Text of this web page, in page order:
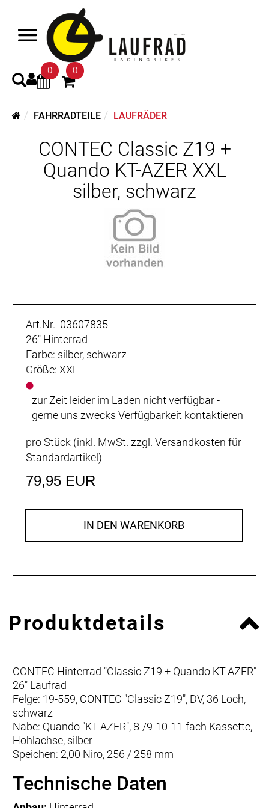
0 0
FAHRRADTEILE LAUFRÄDER
CONTEC Classic Z19 +
Quando KT-AZER XXL
silber, schwarz
Art.Nr. 03607835
26" Hinterrad
Farbe: silber, schwarz
Größe: XXL
zur Zeit leider im Laden nicht verfügbar -
gerne uns zwecks Verfügbarkeit kontaktieren
pro Stück (inkl. MwSt. zzgl. Versandkosten für
Standardartikel)
79,95 EUR
IN DEN WARENKORB
Produktdetails
CONTEC Hinterrad "Classic Z19 + Quando KT-AZER"
26" Laufrad
Felge: 19-559, CONTEC "Classic Z19", DV, 36 Loch,
schwarz
Nabe: Quando "KT-AZER", 8-/9-10-11-fach Kassette,
Hohlachse, silber
Speichen: 2,00 Niro, 256 / 258 mm
Technische Daten